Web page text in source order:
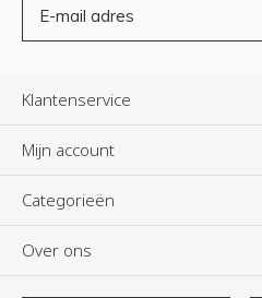
Klantenservice
Mijn account
Categorieën
Over ons